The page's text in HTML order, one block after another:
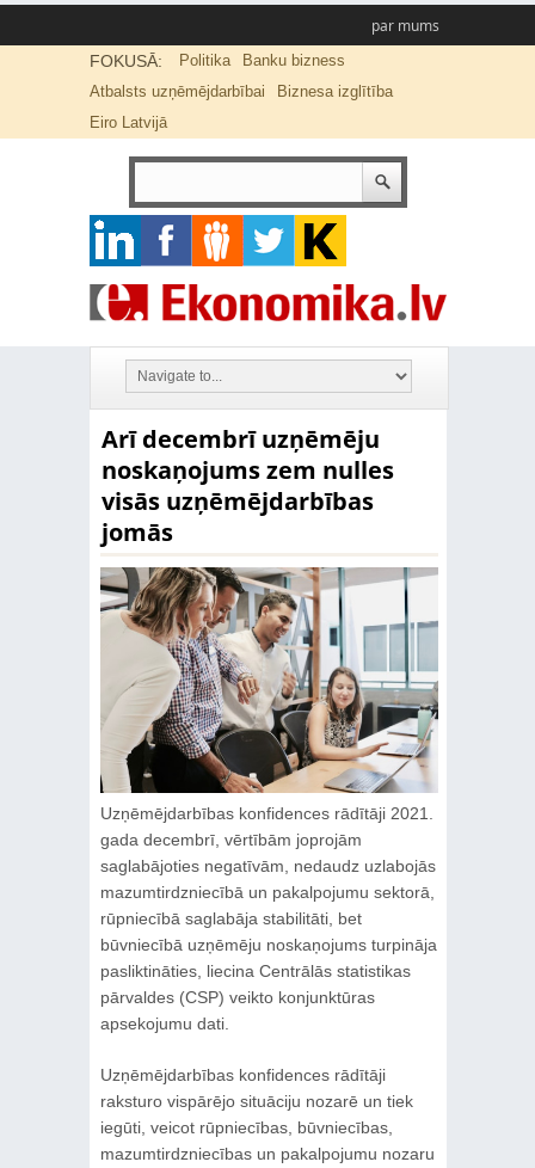
par mums
FOKUSĀ: Politika
Banku bizness
Atbalsts uzņēmējdarbībai
Biznesa izglītība
Eiro Latvijā
Arī decembrī uzņēmēju
noskaņojums zem nulles
visās uzņēmējdarbības
jomās
Uzņēmējdarbības konfidences rādītāji 2021.
gada decembrī, vērtībām joprojām
saglabājoties negatīvām, nedaudz uzlabojās
mazumtirdzniecībā un pakalpojumu sektorā,
rūpniecībā saglabāja stabilitāti, bet
būvniecībā uzņēmēju noskaņojums turpināja
pasliktināties, liecina Centrālās statistikas
pārvaldes (CSP) veikto konjunktūras
apsekojumu dati.
Uzņēmējdarbības konfidences rādītāji
raksturo vispārējo situāciju nozarē un tiek
iegūti, veicot rūpniecības, būvniecības,
mazumtirdzniecības un pakalpojumu nozaru